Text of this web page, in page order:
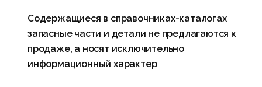
Содержащиеся в справочниках-каталогах
запасные части и детали не предлагаются к
продаже, а носят исключительно
информационный характер